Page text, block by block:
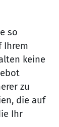
so
Ihrem
keine
zu
die auf
Ihr